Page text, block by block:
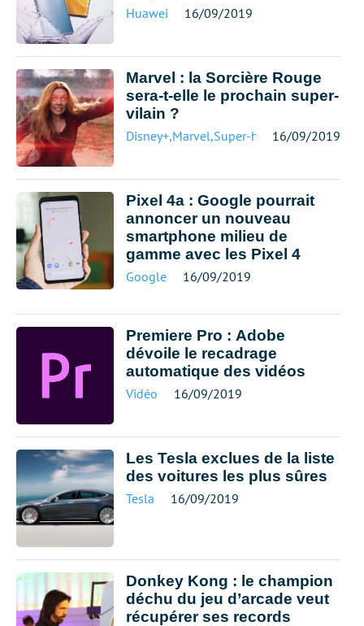
Huawei 16/09/2019
Marvel : la Sorcière Rouge
sera-t-elle le prochain super-
vilain ?
Disney+,Marvel,Super-héros16/09/2019
Pixel 4a : Google pourrait
annoncer un nouveau
smartphone milieu de
gamme avec les Pixel 4
Google 16/09/2019
Premiere Pro : Adobe
dévoile le recadrage
automatique des vidéos
Vidéo 16/09/2019
Les Tesla exclues de la liste
des voitures les plus sûres
Tesla 16/09/2019
Donkey Kong : le champion
déchu du jeu d’arcade veut
récupérer ses records